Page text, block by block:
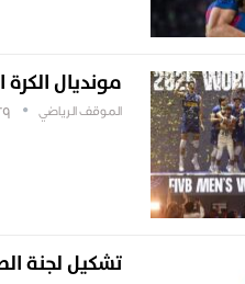
مونديال
الموقف الرياضي 29
تشكيل لجنة